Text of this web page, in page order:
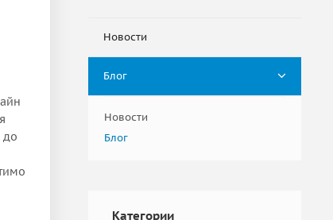
до
Новости
Блог
Новости
Блог
Категории